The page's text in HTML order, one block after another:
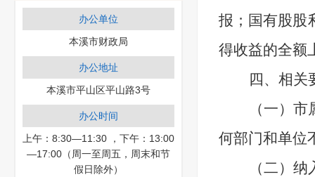
办公单位
本溪市财政局
办公地址
本溪市平山区平山路3号
办公时间
上午：8:30—11:30 ，下午：13:00
—17:00（周一至周五，周末和节
假日除外）
报；国有股股
得收益的全额
四、相关
（一）
何部门和单位
（二）